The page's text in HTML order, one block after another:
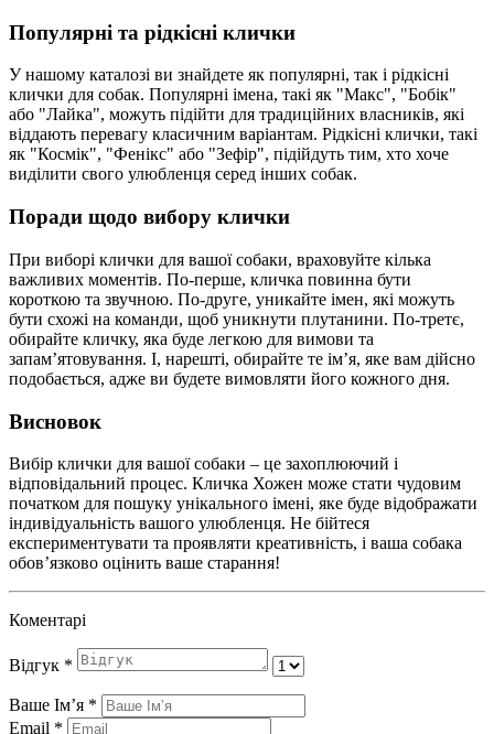
Популярні та рідкісні клички
У нашому каталозі ви знайдете як популярні, так і рідкісні
клички для собак. Популярні імена, такі як "Макс", "Бобік"
або "Лайка", можуть підійти для традиційних власників, які
віддають перевагу класичним варіантам. Рідкісні клички, такі
як "Космік", "Фенікс" або "Зефір", підійдуть тим, хто хоче
виділити свого улюбленця серед інших собак.
Поради щодо вибору клички
При виборі клички для вашої собаки, враховуйте кілька
важливих моментів. По-перше, кличка повинна бути
короткою та звучною. По-друге, уникайте імен, які можуть
бути схожі на команди, щоб уникнути плутанини. По-третє,
обирайте кличку, яка буде легкою для вимови та
запам’ятовування. І, нарешті, обирайте те ім’я, яке вам дійсно
подобається, адже ви будете вимовляти його кожного дня.
Висновок
Вибір клички для вашої собаки – це захоплюючий і
відповідальний процес. Кличка Хожен може стати чудовим
початком для пошуку унікального імені, яке буде відображати
індивідуальність вашого улюбленця. Не бійтеся
експериментувати та проявляти креативність, і ваша собака
обов’язково оцінить ваше старання!
Коментарі
Відгук *
Ваше Імʼя *
Email *